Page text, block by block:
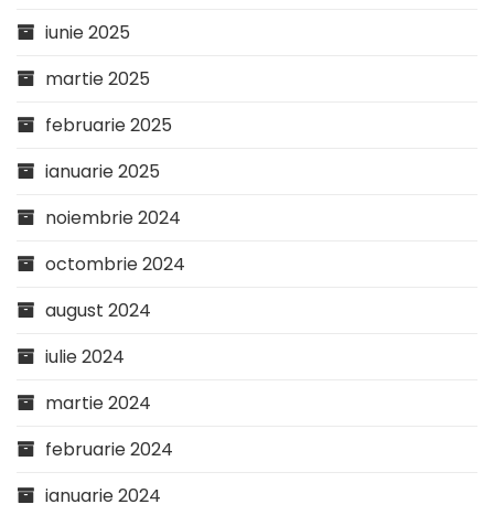
iunie 2025
martie 2025
februarie 2025
ianuarie 2025
noiembrie 2024
octombrie 2024
august 2024
iulie 2024
martie 2024
februarie 2024
ianuarie 2024